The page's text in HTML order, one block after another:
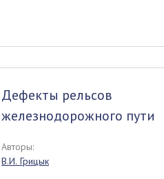
Дефекты рельсов
железнодорожного пути
Авторы:
В.И. Грицык